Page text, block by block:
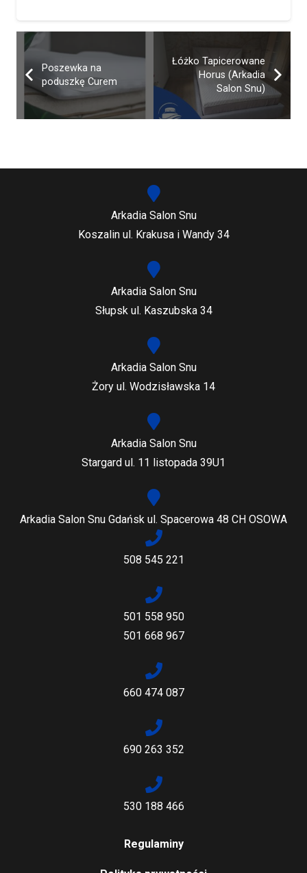
Poszewka na
poduszkę Curem
Łóżko Tapicerowane
Horus (Arkadia
Salon Snu)
Arkadia Salon Snu
Koszalin ul. Krakusa i Wandy 34
Arkadia Salon Snu
Słupsk ul. Kaszubska 34
Arkadia Salon Snu
Żory ul. Wodzisławska 14
Arkadia Salon Snu
Stargard ul. 11 listopada 39U1
Arkadia Salon Snu Gdańsk ul. Spacerowa 48 CH OSOWA
508 545 221
501 558 950
501 668 967
660 474 087
690 263 352
530 188 466
Regulaminy